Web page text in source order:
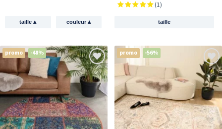
taille▴ couleur▴
(1)
taille
promo -48% promo -56%